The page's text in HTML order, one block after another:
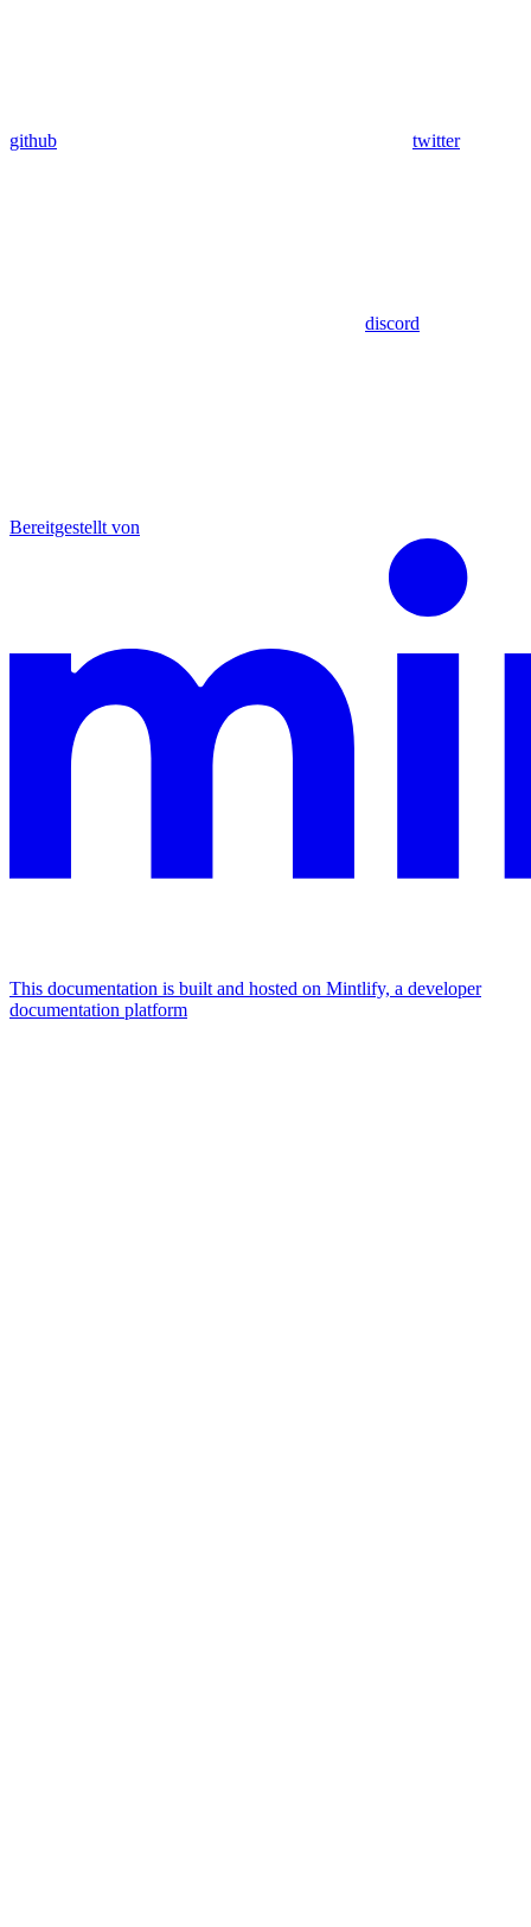
github twitter
discord
Bereitgestellt von
This documentation is built and hosted on Mintlify, a developer
documentation platform